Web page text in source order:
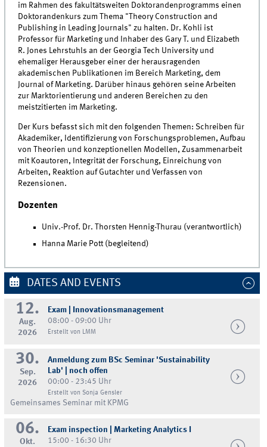
im Rahmen des fakultätsweiten Doktorandenprogramms einen
Doktorandenkurs zum Thema "Theory Construction and
Publishing in Leading Journals" zu halten. Dr. Kohli ist
Professor für Marketing und Inhaber des Gary T. und Elizabeth
R. Jones Lehrstuhls an der Georgia Tech University und
ehemaliger Herausgeber einer der herausragenden
akademischen Publikationen im Bereich Marketing, dem
Journal of Marketing. Darüber hinaus gehören seine Arbeiten
zur Marktorientierung und anderen Bereichen zu den
meistzitierten im Marketing.
Der Kurs befasst sich mit den folgenden Themen: Schreiben für
Akademiker, Identifizierung von Forschungsproblemen, Aufbau
von Theorien und konzeptionellen Modellen, Zusammenarbeit
mit Koautoren, Integrität der Forschung, Einreichung von
Arbeiten, Reaktion auf Gutachter und Verfassen von
Rezensionen.
Dozenten
Univ.-Prof. Dr. Thorsten Hennig-Thurau (verantwortlich)
Hanna Marie Pott (begleitend)
DATES AND EVENTS
12.
Aug.
2026
Exam | Innovationsmanagement
08:00 - 09:00 Uhr
Erstellt von LMM
30.
Sep.
2026
Anmeldung zum BSc Seminar 'Sustainability
Lab' | noch offen
00:00 - 23:45 Uhr
Erstellt von Sonja Gensler
Gemeinsames Seminar mit KPMG
06.
Okt.
Exam inspection | Marketing Analytics I
15:00 - 16:30 Uhr